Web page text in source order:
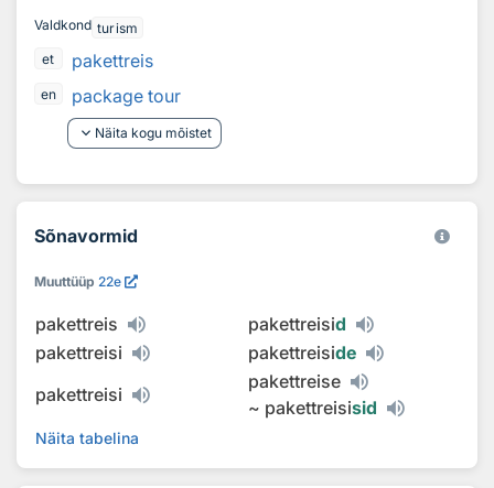
Valdkond turism
et
pakettreis
en
package tour
keyboard_arrow_down Näita kogu mõistet
Sõnavormid
Muuttüüp 22e
pakettreis pakettreisid
pakettreisi
pakettreiside
pakettreisi
pakettreise
~ pakettreisisid
Näita tabelina